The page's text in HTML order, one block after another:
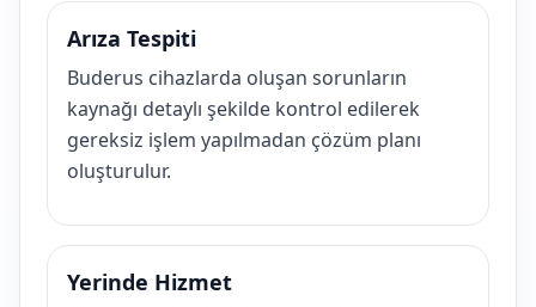
Arıza Tespiti
Buderus cihazlarda oluşan sorunların
kaynağı detaylı şekilde kontrol edilerek
gereksiz işlem yapılmadan çözüm planı
oluşturulur.
Yerinde Hizmet